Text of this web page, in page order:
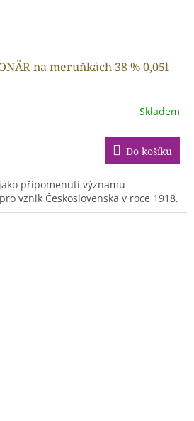
na meruňkách 38 % 0,05l
Skladem
Do košíku
připomenutí významu
vznik Československa v roce 1918.